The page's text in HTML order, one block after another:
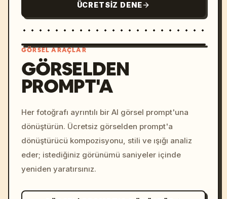
ÜCRETSIZ DENE
colors, 8k --v 6.0
GÖRSEL ARAÇLAR
GÖRSELDEN
PROMPT'A
Her fotoğrafı ayrıntılı bir AI görsel prompt'una
dönüştürün. Ücretsiz görselden prompt'a
dönüştürücü kompozisyonu, stili ve ışığı analiz
eder; istediğiniz görünümü saniyeler içinde
yeniden yaratırsınız.